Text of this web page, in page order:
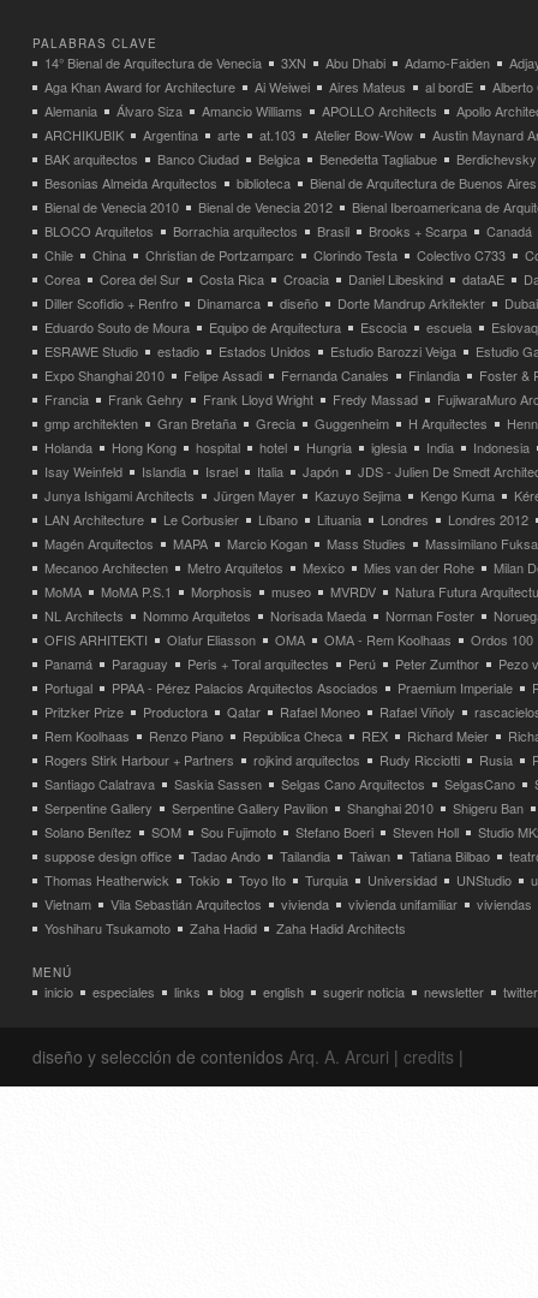
PALABRAS CLAVE
14° Bienal de Arquitectura de Venecia 3XN Abu Dhabi Adamo-Faiden
Aga Khan Award for Architecture
Ai Weiwei Aires Mateus al bordE
Alberto
Alemania
Álvaro Siza Amancio Williams APOLLO Architects
Apollo
ARCHIKUBIK
Argentina arte at.103 Atelier Bow-Wow
Austin Maynard
BAK arquitectos
Banco Ciudad Belgica Benedetta Tagliabue
Besonias Almeida Arquitectos
biblioteca
Bienal de Arquitectura de Buenos Aires
Bienal de Venecia 2010
Bienal de Venecia 2012
Bienal Iberoamericana de
BLOCO Arquitetos
Borrachia arquitectos Brasil Brooks + Scarpa
Canadá
Chile
China Christian de Portzamparc Clorindo Testa Colectivo C733
Corea
Corea del Sur Costa Rica Croacia Daniel Libeskind dataAE
Diller Scofidio + Renfro
Dinamarca diseño Dorte Mandrup Arkitekter
Dubai
Eduardo Souto de Moura
Equipo de Arquitectura Escocia escuela
ESRAWE Studio
estadio Estados Unidos Estudio Barozzi Veiga
Estudio
Expo Shanghai 2010
Felipe Assadi Fernanda Canales Finlandia
Foster &
Francia
Frank Gehry Frank Lloyd Wright Fredy Massad
FujiwaraMuro
gmp architekten
Gran Bretaña Grecia Guggenheim H Arquitectes
Holanda
Hong Kong hospital hotel Hungria iglesia India
Indonesia
Isay Weinfeld
Islandia Israel Italia Japón
JDS - Julien De Smedt
Junya Ishigami Architects
Jürgen Mayer Kazuyo Sejima Kengo Kuma
LAN Architecture
Le Corbusier Líbano Lituania Londres
Londres 2012
Magén Arquitectos
MAPA Marcio Kogan Mass Studies
Massimilano
Mecanoo Architecten
Metro Arquitetos Mexico Mies van der Rohe
Milan
MoMA
MoMA P.S.1 Morphosis museo MVRDV
Natura Futura
NL Architects
Nommo Arquitetos Norisada Maeda Norman Foster
OFIS ARHITEKTI
Olafur Eliasson OMA OMA - Rem Koolhaas
Ordos 100
Panamá
Paraguay Peris + Toral arquitectes Perú Peter Zumthor
Pezo
Portugal
PPAA - Pérez Palacios Arquitectos Asociados Praemium Imperiale
Pritzker Prize
Productora Qatar Rafael Moneo Rafael Viñoly
Rem Koolhaas
Renzo Piano República Checa REX Richard Meier
Rogers Stirk Harbour + Partners
rojkind arquitectos Rudy Ricciotti Rusia
Santiago Calatrava
Saskia Sassen Selgas Cano Arquitectos SelgasCano
Serpentine Gallery
Serpentine Gallery Pavilion Shanghai 2010
Shigeru Ban
Solano Benítez
SOM Sou Fujimoto Stefano Boeri Steven Holl
Studio
suppose design office
Tadao Ando Tailandia Taiwan Tatiana Bilbao
Thomas Heatherwick
Tokio Toyo Ito Turquia Universidad UNStudio
Vietnam
Vila Sebastián Arquitectos vivienda vivienda unifamiliar
viviendas
Yoshiharu Tsukamoto
Zaha Hadid Zaha Hadid Architects
MENÚ
inicio especiales links blog english sugerir noticia newsletter twitter
diseño y selección de contenidos Arq. A. Arcuri | credits |